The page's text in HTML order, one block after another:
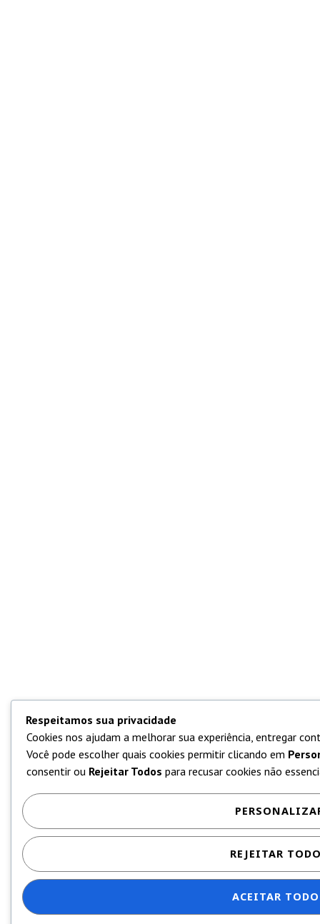
Respeitamos sua privacidade
Cookies nos ajudam a melhorar sua experiência, entregar
Você pode escolher quais cookies permitir clicando em
consentir ou Rejeitar Todos para recusar cookies não
REJEITAR
ACEITAR